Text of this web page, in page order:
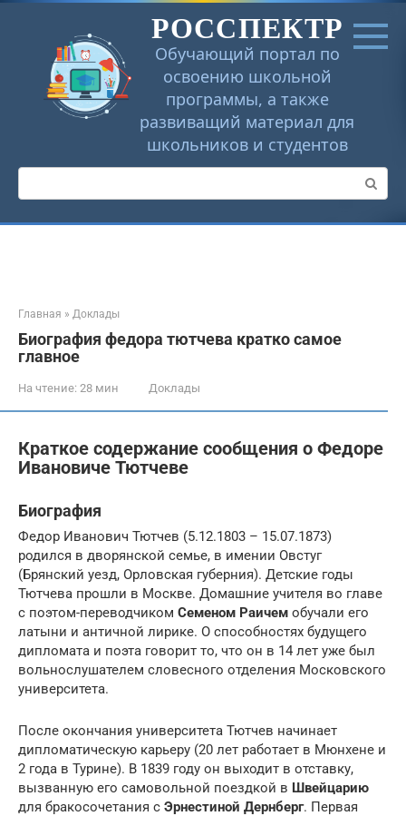
Перейти
РОССПЕКТР
Обучающий портал по
освоению школьной
программы, а также
развиващий материал для
школьников и студентов
Поиск:
Главная » Доклады
Биография федора тютчева кратко самое
главное
На чтение: 28 мин Доклады
Краткое содержание сообщения о Федоре
Ивановиче Тютчеве
Биография
Федор Иванович Тютчев (5.12.1803 – 15.07.1873)
родился в дворянской семье, в имении Овстуг
(Брянский уезд, Орловская губерния). Детские годы
Тютчева прошли в Москве. Домашние учителя во главе
с поэтом-переводчиком Семеном Раичем обучали его
латыни и античной лирике. О способностях будущего
дипломата и поэта говорит то, что он в 14 лет уже был
вольнослушателем словесного отделения Московского
университета.
После окончания университета Тютчев начинает
дипломатическую карьеру (20 лет работает в Мюнхене и
2 года в Турине). В 1839 году он выходит в отставку,
вызванную его самовольной поездкой в Швейцарию
для бракосочетания с Эрнестиной Дернберг. Первая